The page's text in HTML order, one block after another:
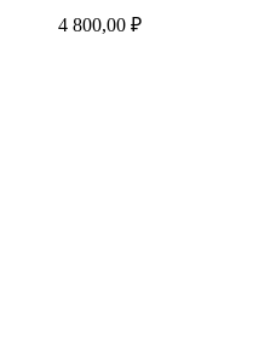
4 800,00 ₽